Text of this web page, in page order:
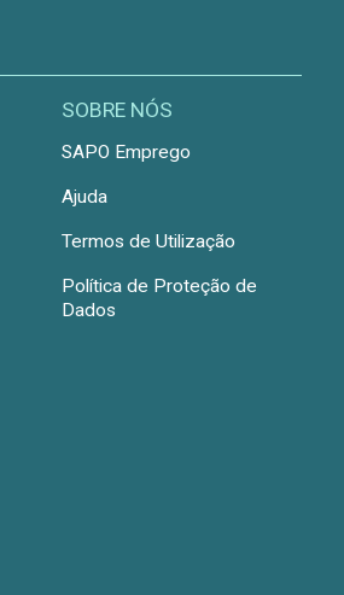
SOBRE NÓS
SAPO Emprego
Ajuda
Termos de Utilização
Política de Proteção de
Dados